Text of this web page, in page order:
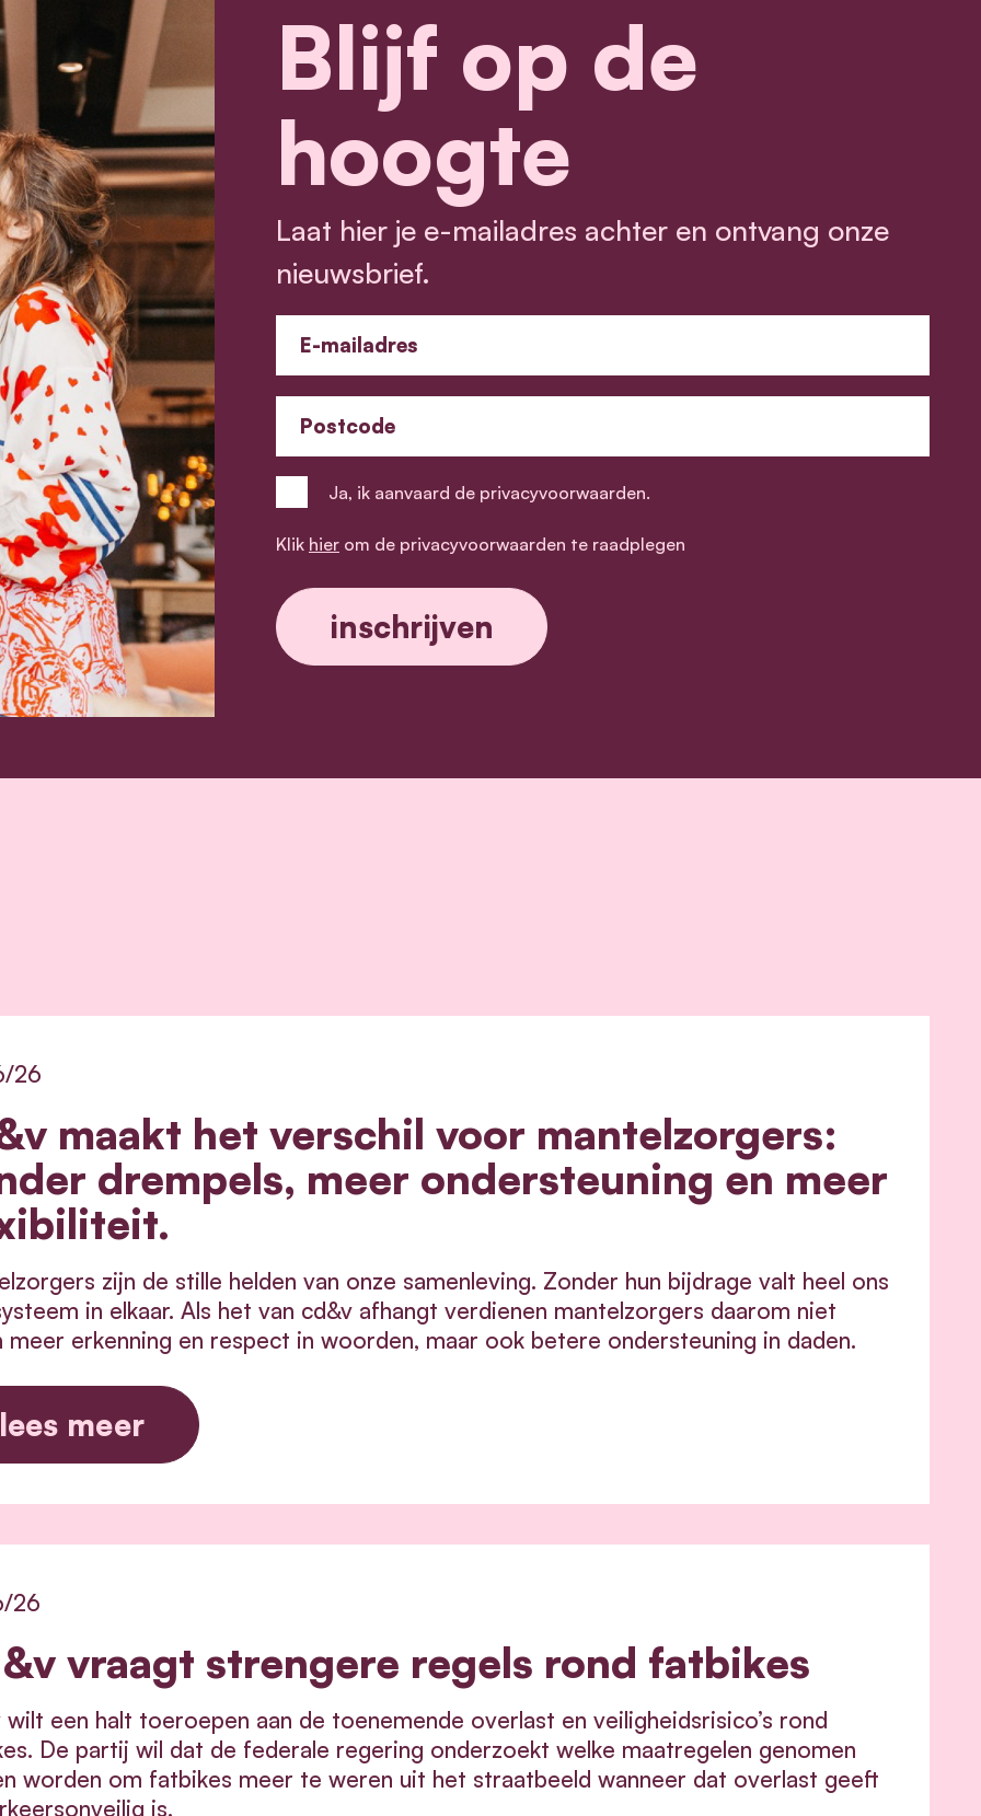
Blijf op de
hoogte
Laat hier je e-mailadres achter en ontvang onze
nieuwsbrief.
E-mailadres
Postcode
Ja, ik aanvaard de privacyvoorwaarden.
Klik hierom de privacyvoorwaarden te raadplegen
maakt het verschil voor mantelzorgers:
drempels, meer ondersteuning en meer
26
zijn de stille helden van onze samenleving. Zonder hun bijdrage valt heel ons
in elkaar. Als het van cd&v afhangt verdienen mantelzorgers daarom niet
meer erkenning en respect in woorden, maar ook betere ondersteuning in daden.
lees meer
vraagt strengere regels rond fatbikes
26
wilt een halt toeroepen aan de toenemende overlast en veiligheidsrisico’s rond
De partij wil dat de federale regering onderzoekt welke maatregelen genomen
worden om fatbikes meer te weren uit het straatbeeld wanneer dat overlast geeft
is.